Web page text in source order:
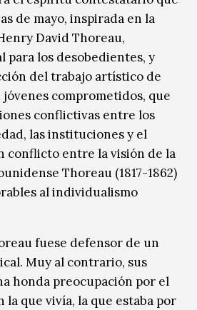
de mayo, inspirada en la
David Thoreau,
los desobedientes, y
del trabajo artístico de
comprometidos, que
conflictivas entre los
las instituciones y el
conflicto entre la visión de la
Thoreau (1817-1862)
al individualismo
fuese defensor de un
Muy al contrario, sus
honda preocupación por el
la que vivía, la que estaba por